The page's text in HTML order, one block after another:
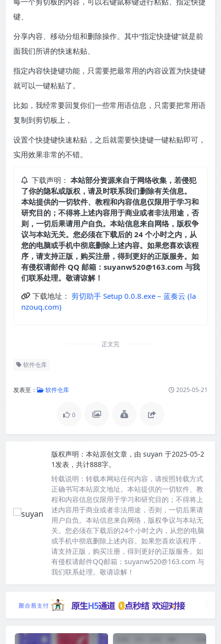
键、
分享内容、移动分组和删除操作。其中“指定快捷键”就是前
面我们所讲的快速粘贴、
指定内容快捷键功能，只需要把最常用的内容设置为快捷键
就可以一键粘贴了。
比如，我经常要回复你们一些常用语信息，只需要把常用语
复制到剪切板上，
设置个快捷键快速粘贴，之后就需要快捷键一键粘贴即可，
实用效果非常的不错。
下载声明： 本站部分资源来自于网络收集，若侵犯
了你的隐私或版权，请及时联系我们删除有关信息。
本站提供的一切软件、教程和内容信息仅限用于学习和
研究目的；不得将上述内容用于商业或者非法用途，否
则，一切后果请用户自负。本站信息来自网络，版权争
议与本站无关。您必须在下载后的 24 个小时之内，从
您的电脑或手机中彻底删除上述内容。如果您喜欢该程
序，请支持正版，购买注册，得到更好的正版服务。如
有侵权请邮件 QQ 邮箱：suyanw520@163.com 与我
们联系处理。敬请谅解！
下载地址： 剪切助手 Setup 0.0.8.exe – 蓝奏云 (la
nzouq.com)
正文完
软件仓库
发表至： 软件仓库 2025-05-21
0
版权声明： 本站原创文章，由 suyan 于2025-05-2
1发表，共计888字。
转载说明： 转载本网站任何内容，请按照转载方式
正确书写本站原文地址。本站提供的一切软件、教
程和内容信息仅限用于学习和研究目的；不得将上
述内容用于商业或者非法用途，否则，一切后果请
用户自负。本站信息来自网络，版权争议与本站无
关。您必须在下载后的24个小时之内，从您的电脑
或手机中彻底删除上述内容。如果您喜欢该程序，
请支持正版，购买注册，得到更好的正版服务。如
有侵权请邮件QQ邮箱：suyanw520@163.com 与
我们联系处理。敬请谅解！